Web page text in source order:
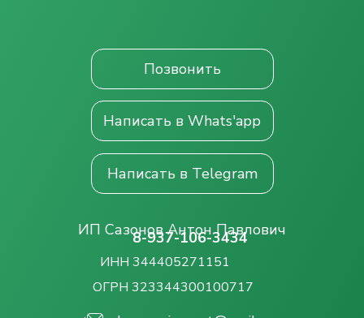
Написать в Whats'app
Позвонить
Написать в Telegram
ОГРН 323344300100717
ИНН 344405271151
ИП Сазонов Антон Павлович
8-937-106-3434